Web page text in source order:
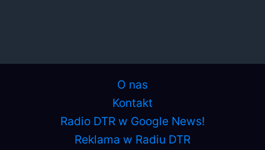
O nas
Kontakt
Radio DTR w Google News!
Reklama w Radiu DTR